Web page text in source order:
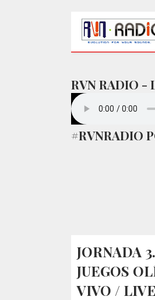
RVN RADIO -
#RVNRADIO
JORNADA
JUEGOS
VIVO / LIVE